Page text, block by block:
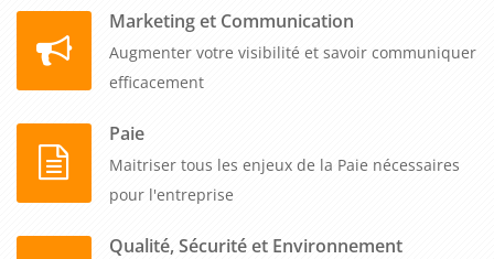
Marketing et Communication
Augmenter votre visibilité et savoir communiquer
efficacement
Paie
Maitriser tous les enjeux de la Paie nécessaires
pour l'entreprise
Qualité, Sécurité et Environnement